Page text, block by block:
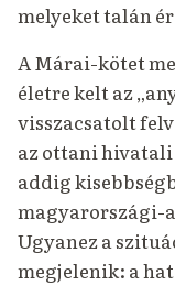
melyeket talán
A Márai-kötet
életre kelt az
visszacsatolt
az ottani
addig
magyarországi-
Ugyanez a
megjelenik: a